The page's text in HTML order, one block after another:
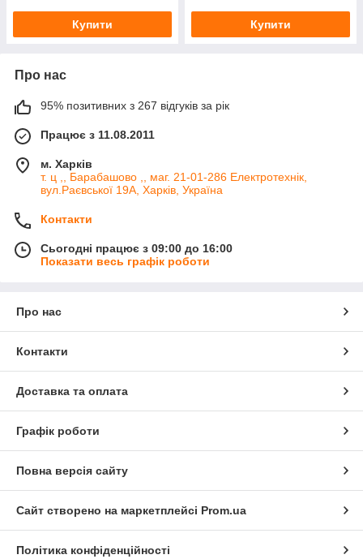
Купити Купити
Про нас
95% позитивних з 267 відгуків за рік
Працює з 11.08.2011
м. Харків
т. ц ,, Барабашово ,, маг. 21-01-286 Електротехнік,
вул.Раєвської 19А, Харків, Україна
Контакти
Сьогодні працює з 09:00 до 16:00
Показати весь графік роботи
Про нас
Контакти
Доставка та оплата
Графік роботи
Повна версія сайту
Сайт створено на маркетплейсі Prom.ua
Політика конфіденційності